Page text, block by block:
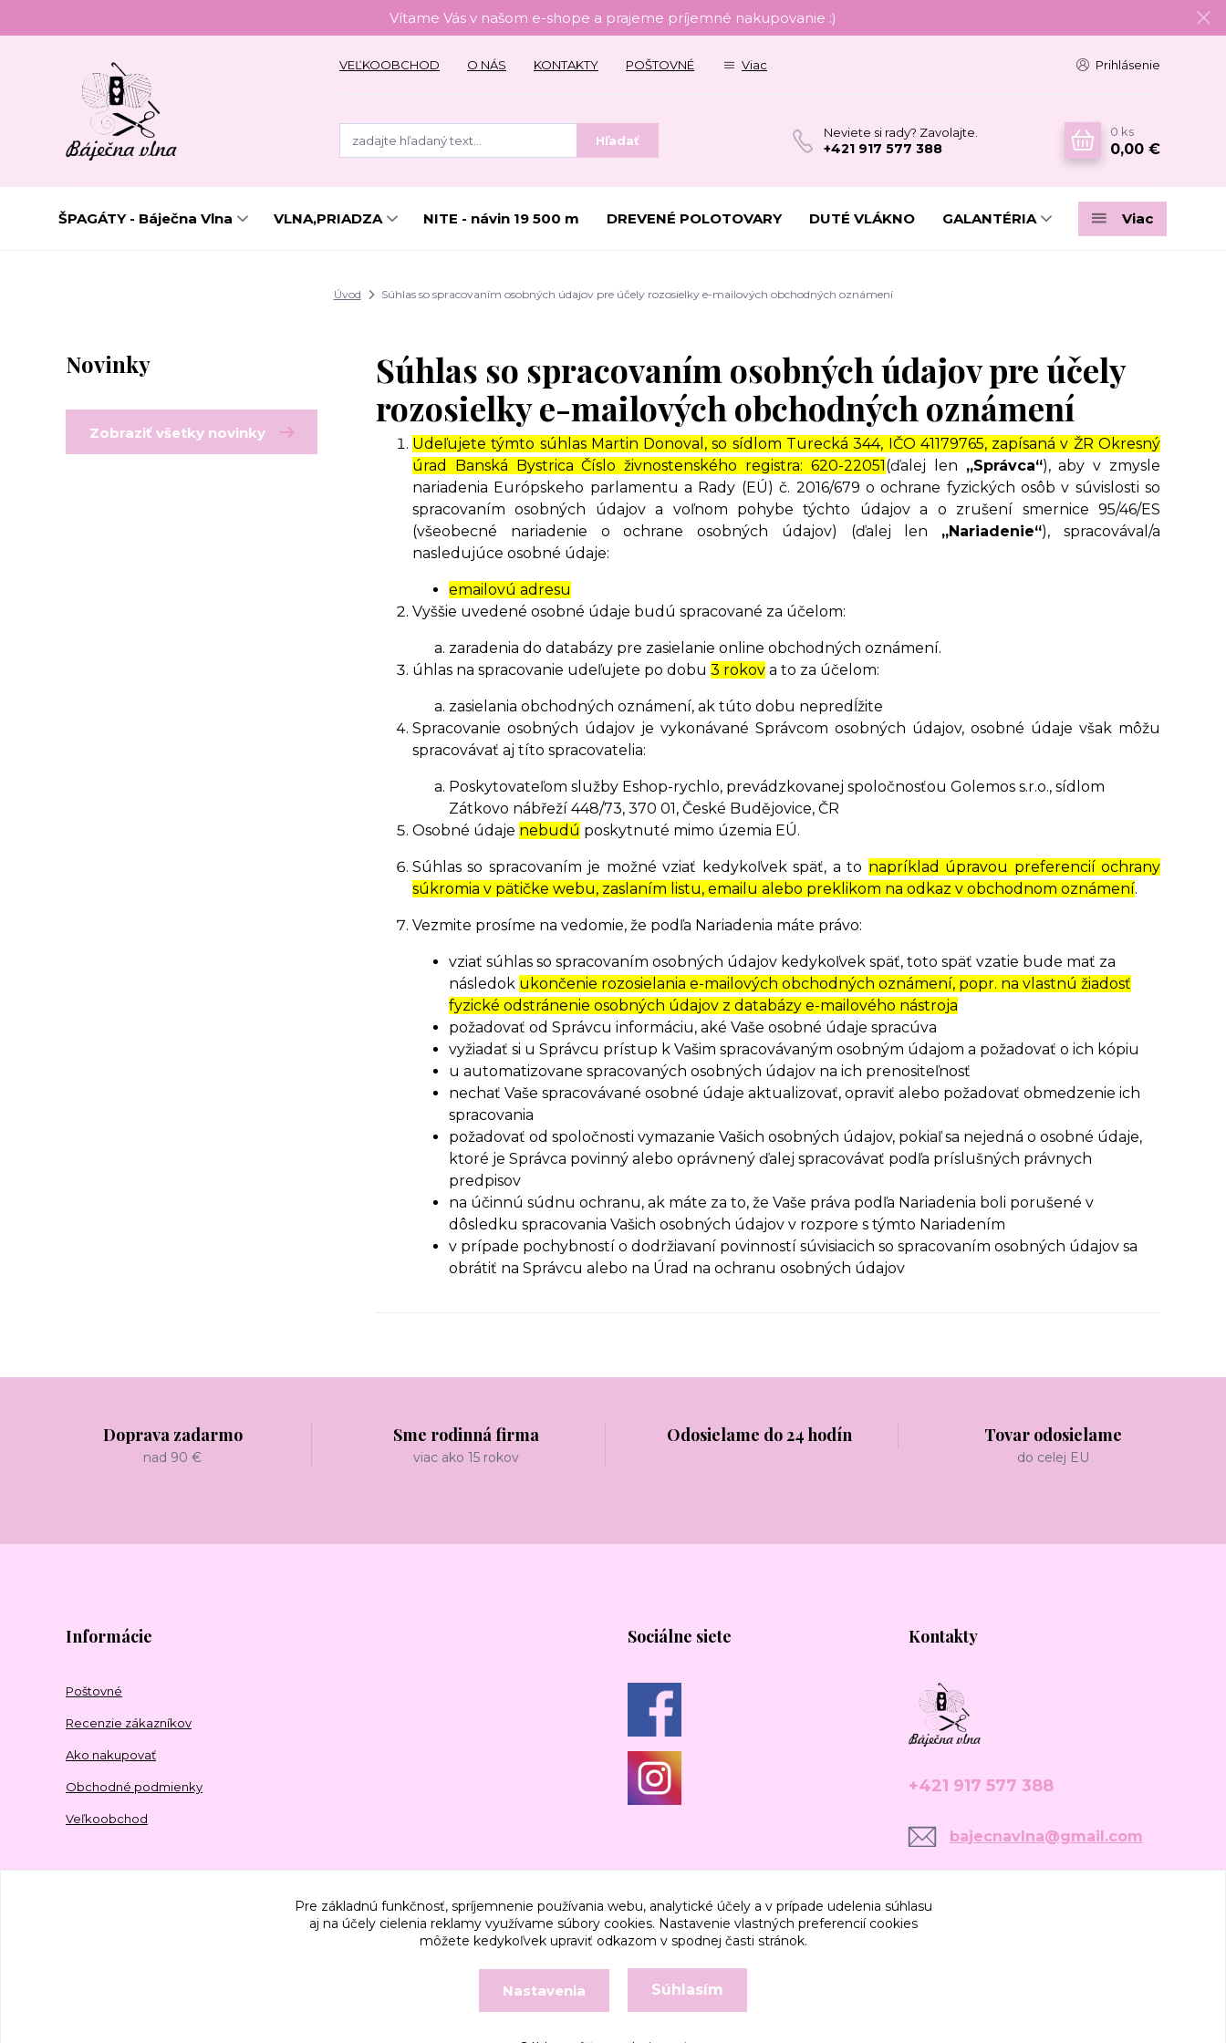
Vítame Vás v našom e-shope a prajeme príjemné nakupovanie :)
VEĽKOOBCHOD O NÁS KONTAKTY POŠTOVNÉ Viac Prihlásenie
Hľadať
Neviete si rady? Zavolajte.
+421 917 577 388
0 ks
0,00 €
ŠPAGÁTY - Báječna Vlna VLNA,PRIADZA NITE - návin 19 500 m DREVENÉ POLOTOVARY DUTÉ VLÁKNO GALANTÉRIA Viac
Úvod Súhlas so spracovaním osobných údajov pre účely rozosielky e-mailových obchodných oznámení
Novinky
Zobraziť všetky novinky
Súhlas so spracovaním osobných údajov pre účely
rozosielky e-mailových obchodných oznámení
Udeľujete týmto súhlas Martin Donoval, so sídlom Turecká 344, IČO 41179765, zapísaná v ŽR Okresný
úrad Banská Bystrica Číslo živnostenského registra: 620-22051(ďalej len „Správca“), aby v zmysle
nariadenia Európskeho parlamentu a Rady (EÚ) č. 2016/679 o ochrane fyzických osôb v súvislosti so
spracovaním osobných údajov a voľnom pohybe týchto údajov a o zrušení smernice 95/46/ES
(všeobecné nariadenie o ochrane osobných údajov) (ďalej len „Nariadenie“), spracovával/a
nasledujúce osobné údaje:
emailovú adresu
Vyššie uvedené osobné údaje budú spracované za účelom:
zaradenia do databázy pre zasielanie online obchodných oznámení.
úhlas na spracovanie udeľujete po dobu 3 rokov a to za účelom:
zasielania obchodných oznámení, ak túto dobu nepredĺžite
Spracovanie osobných údajov je vykonávané Správcom osobných údajov, osobné údaje však môžu
spracovávať aj títo spracovatelia:
Poskytovateľom služby Eshop-rychlo, prevádzkovanej spoločnosťou Golemos s.r.o., sídlom
Zátkovo nábřeží 448/73, 370 01, České Budějovice, ČR
Osobné údaje nebudú poskytnuté mimo územia EÚ.
Súhlas so spracovaním je možné vziať kedykoľvek späť, a to napríklad úpravou preferencií ochrany
súkromia v pätičke webu, zaslaním listu, emailu alebo preklikom na odkaz v obchodnom oznámení.
Vezmite prosíme na vedomie, že podľa Nariadenia máte právo:
vziať súhlas so spracovaním osobných údajov kedykoľvek späť, toto späť vzatie bude mať za
následok ukončenie rozosielania e-mailových obchodných oznámení, popr. na vlastnú žiadosť
fyzické odstránenie osobných údajov z databázy e-mailového nástroja
požadovať od Správcu informáciu, aké Vaše osobné údaje spracúva
vyžiadať si u Správcu prístup k Vašim spracovávaným osobným údajom a požadovať o ich kópiu
u automatizovane spracovaných osobných údajov na ich prenositeľnosť
nechať Vaše spracovávané osobné údaje aktualizovať, opraviť alebo požadovať obmedzenie ich
spracovania
požadovať od spoločnosti vymazanie Vašich osobných údajov, pokiaľ sa nejedná o osobné údaje,
ktoré je Správca povinný alebo oprávnený ďalej spracovávať podľa príslušných právnych
predpisov
na účinnú súdnu ochranu, ak máte za to, že Vaše práva podľa Nariadenia boli porušené v
dôsledku spracovania Vašich osobných údajov v rozpore s týmto Nariadením
v prípade pochybností o dodržiavaní povinností súvisiacich so spracovaním osobných údajov sa
obrátiť na Správcu alebo na Úrad na ochranu osobných údajov
Doprava zadarmo
nad 90 €
Sme rodinná firma
viac ako 15 rokov
Odosielame do 24 hodín Tovar odosielame
do celej EU
Informácie
Poštovné
Recenzie zákazníkov
Ako nakupovať
Obchodné podmienky
Veľkoobchod
Sociálne siete Kontakty
+421 917 577 388
bajecnavlna@gmail.com
Pre základnú funkčnosť, spríjemnenie používania webu, analytické účely a v prípade udelenia súhlasu
aj na účely cielenia reklamy využívame súbory cookies. Nastavenie vlastných preferencií cookies
môžete kedykoľvek upraviť odkazom v spodnej časti stránok.
Nastavenia Súhlasím